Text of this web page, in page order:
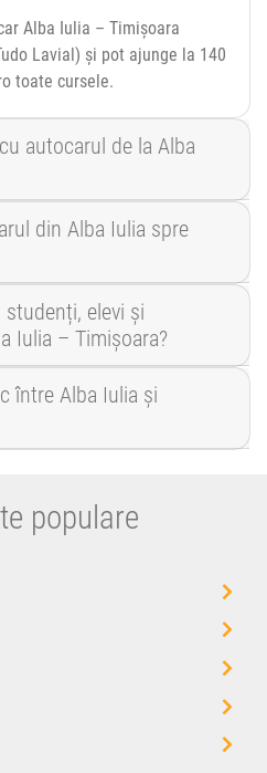
Alba Iulia – Timișoara
Lavial) și pot ajunge la 140
toate cursele.
autocarul de la Alba
din Alba Iulia spre
elevi și
Iulia – Timișoara?
între Alba Iulia și
populare